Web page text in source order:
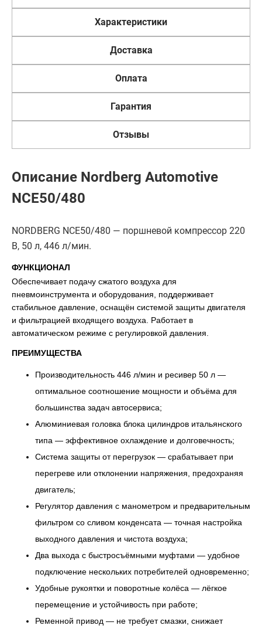
Характеристики
Доставка
Оплата
Гарантия
Отзывы
Описание Nordberg Automotive
NCE50/480
NORDBERG NCE50/480 — поршневой компрессор 220
В, 50 л, 446 л/мин.
ФУНКЦИОНАЛ
Обеспечивает подачу сжатого воздуха для
пневмоинструмента и оборудования, поддерживает
стабильное давление, оснащён системой защиты двигателя
и фильтрацией входящего воздуха. Работает в
автоматическом режиме с регулировкой давления.
ПРЕИМУЩЕСТВА
Производительность 446 л/мин и ресивер 50 л —
оптимальное соотношение мощности и объёма для
большинства задач автосервиса;
Алюминиевая головка блока цилиндров итальянского
типа — эффективное охлаждение и долговечность;
Система защиты от перегрузок — срабатывает при
перегреве или отклонении напряжения, предохраняя
двигатель;
Регулятор давления с манометром и предварительным
фильтром со сливом конденсата — точная настройка
выходного давления и чистота воздуха;
Два выхода с быстросъёмными муфтами — удобное
подключение нескольких потребителей одновременно;
Удобные рукоятки и поворотные колёса — лёгкое
перемещение и устойчивость при работе;
Ременной привод — не требует смазки, снижает